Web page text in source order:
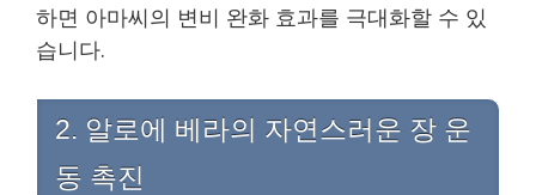
하면 아마씨의 변비 완화 효과를 극대화할 수 있
습니다.
2. 알로에 베라의 자연스러운 장 운
동 촉진